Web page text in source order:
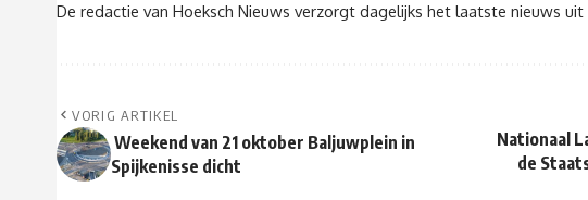
De redactie van Hoeksch Nieuws verzorgt dagelijks het laatste nieuws uit
VORIG ARTIKEL
Weekend van 21 oktober Baljuwplein in
Spijkenisse dicht
Nationaal
de